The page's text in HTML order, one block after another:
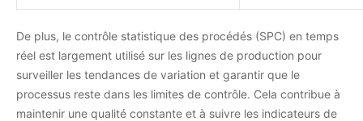
De plus, le contrôle statistique des procédés (SPC) en temps
réel est largement utilisé sur les lignes de production pour
surveiller les tendances de variation et garantir que le
processus reste dans les limites de contrôle. Cela contribue à
maintenir une qualité constante et à suivre les indicateurs de